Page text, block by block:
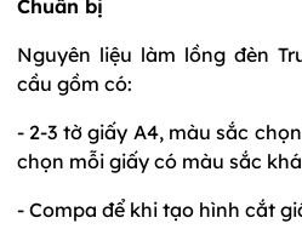
Chuẩn bị
Nguyên liệu làm lồng đèn
cầu gồm có:
- 2-3 tờ giấy A4, màu sắc
chọn mỗi giấy có màu sắc
- Compa để khi tạo hình cắt